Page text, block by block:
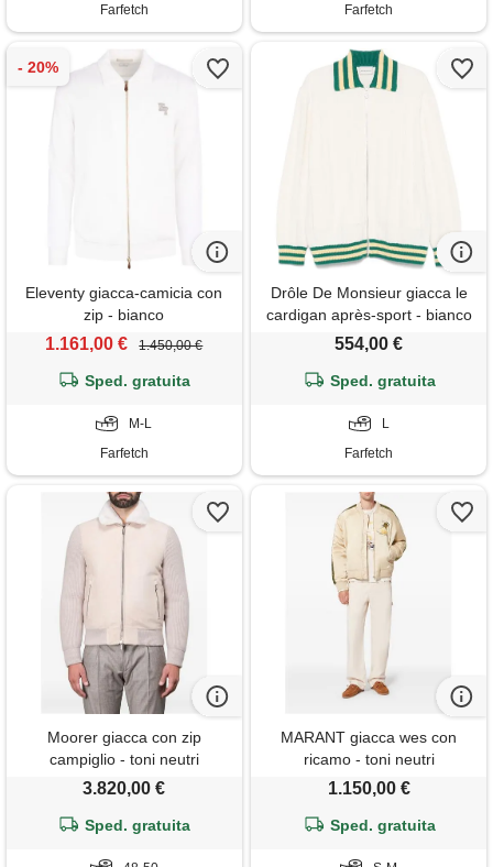
Farfetch
Farfetch
Eleventy giacca-camicia con
zip - bianco
1.161,00 € 1.450,00 €
Sped. gratuita
M-L
Farfetch
Drôle De Monsieur giacca le
cardigan après-sport - bianco
554,00 €
Sped. gratuita
L
Farfetch
Moorer giacca con zip
campiglio - toni neutri
3.820,00 €
Sped. gratuita
MARANT giacca wes con
ricamo - toni neutri
1.150,00 €
Sped. gratuita